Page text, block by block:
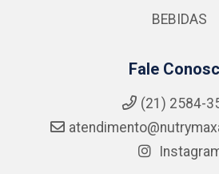
BEBIDAS
Fale
(21) 2584-